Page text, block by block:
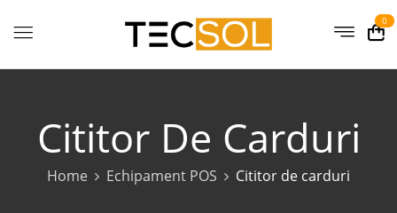
0
Cititor De Carduri
Home Echipament POS Cititor de carduri